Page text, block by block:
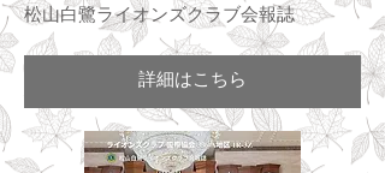
松山白鷺ライオンズクラブ会報誌
詳細はこちら